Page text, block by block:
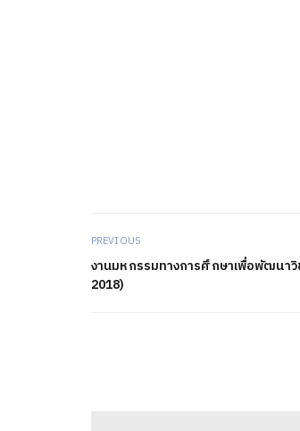
PREVIOUS
งานมหกรรมทางการศึกษาเพื่อพัฒนาวิ
2018)